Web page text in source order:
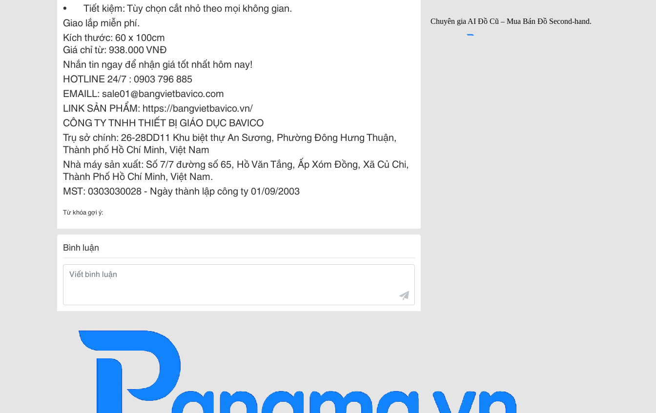
• Tiết kiệm: Tùy chọn cắt nhỏ theo mọi không gian.
Giao lắp miễn phí.
Kích thước: 60 x 100cm
Giá chỉ từ: 938.000 VNĐ
Nhắn tin ngay để nhận giá tốt nhất hôm nay!
HOTLINE 24/7 : 0903 796 885
EMAILL: sale01@bangvietbavico.com
LINK SẢN PHẨM: https://bangvietbavico.vn/
CÔNG TY TNHH THIẾT BỊ GIÁO DỤC BAVICO
Trụ sở chính: 26-28DD11 Khu biệt thự An Sương, Phường Đông Hưng Thuận,
Thành phố Hồ Chí Minh, Việt Nam
Nhà máy sản xuất: Số 7/7 đường số 65, Hồ Văn Tắng, Ấp Xóm Đồng, Xã Củ Chi,
Thành Phố Hồ Chí Minh, Việt Nam.
MST: 0303030028 - Ngày thành lập công ty 01/09/2003
Từ khóa gợi ý:
Bình luận